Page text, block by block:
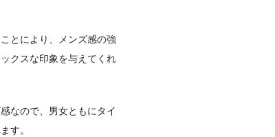
とにより、メンズ感の強
クスな印象を与えてくれ
なので、男女ともにタイ
す。